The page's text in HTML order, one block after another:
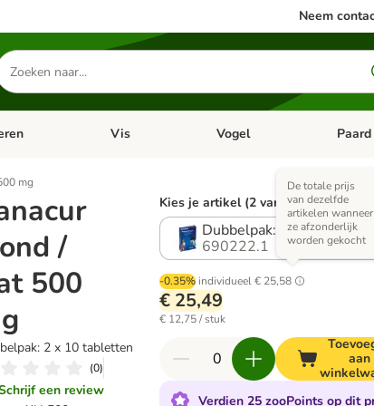
Neem
producten
menu: ApotheekOpen categorie menu: Kleine dieren
Vis Open categorie menu: Vis
Vogel Open
Paard
mg
/
500
2 x 10 tabletten
(0)
een review
Kies je artikel (2 varianten)
Dubbelpak: 2 x 10
690222.1
-0.35% individueel€ 25,58
De totale prijs
van dezelfde
artikelen wanneer
ze afzonderlijk
worden gekocht
€ 25,49
€ 12,75 / stuk
aan
Verdien 25 zooPoints op dit